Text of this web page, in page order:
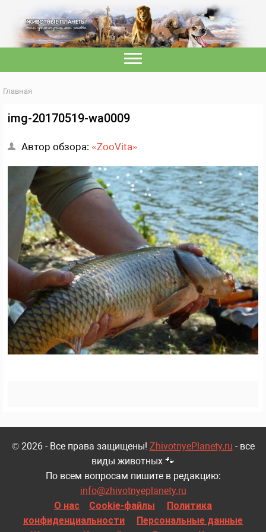
Главная
img-20170519-wa0009
Автор обзора: «ZooVita»
© 2026 - Все права защищены! ZhivotnyePlanety.ru - все
виды животных 🐾
По всем вопросам пишите в редакцию:
info@zhivotnyeplanety.ru
О нас
Cookie-файлы
Политика
конфиденциальности
Персональные данные